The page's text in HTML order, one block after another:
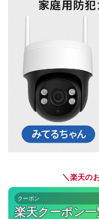
＼ 楽天の
クーポン
楽天クーポン